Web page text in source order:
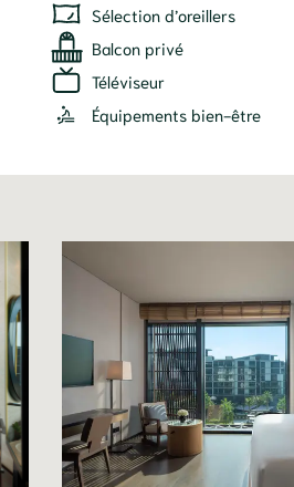
Sélection d’oreillers
Balcon privé
Téléviseur
Équipements bien-être